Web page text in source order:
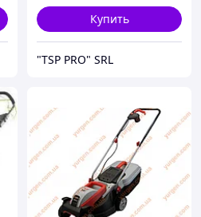
Купить
"TSP PRO" SRL